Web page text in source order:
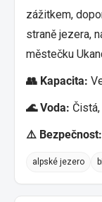
zážitkem,
straně jezera,
městečku
👥 Kapacita:
🌊 Voda:
⚠️ Bezpečnost:
alpské jezero